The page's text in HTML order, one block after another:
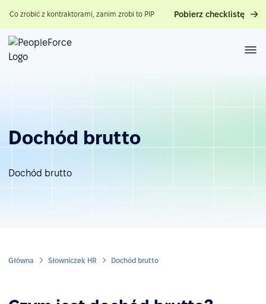
Co zrobić z kontraktorami, zanim zrobi to PIP Pobierz checklistę
Dochód brutto
Dochód brutto
Główna Słowniczek HR Dochód brutto